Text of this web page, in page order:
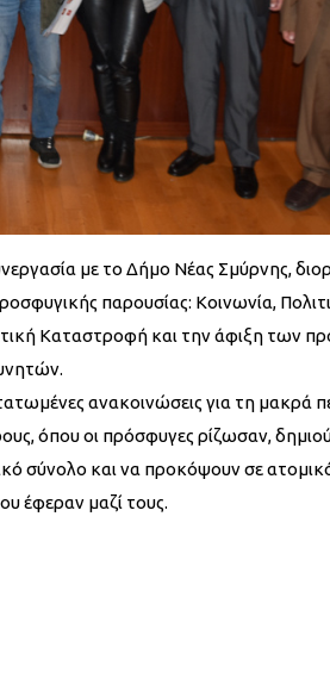
με το Δήμο Νέας Σμύρνης,
παρουσίας: Κοινωνία,
Καταστροφή και την άφιξη των
ανακοινώσεις για τη μακρά
όπου οι πρόσφυγες ρίζωσαν,
σύνολο και να προκόψουν σε
έφεραν μαζί τους.